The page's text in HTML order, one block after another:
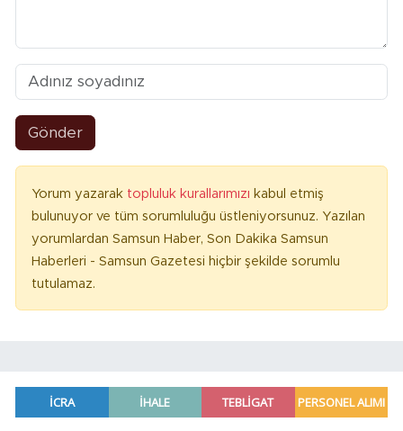
Gönder
Yorum yazarak topluluk kurallarımızı kabul etmiş
bulunuyor ve tüm sorumluluğu üstleniyorsunuz. Yazılan
yorumlardan Samsun Haber, Son Dakika Samsun
Haberleri - Samsun Gazetesi hiçbir şekilde sorumlu
tutulamaz.